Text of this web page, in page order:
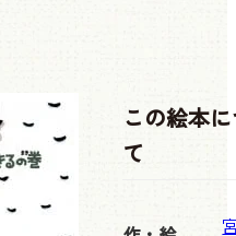
この絵本
て